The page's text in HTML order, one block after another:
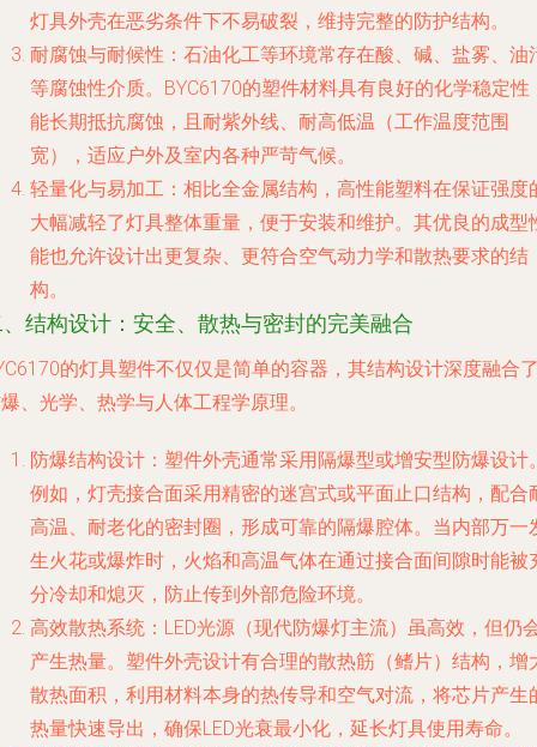
灯具外壳在恶劣条件下不易破裂，维持完整的防护结构。
耐腐蚀与耐候性 ：石油化工等环境常存在酸、碱、盐雾、油
等腐蚀性介质。BYC6170的塑件材料具有良好的化学稳定性
能长期抵抗腐蚀，且耐紫外线、耐高低温（工作温度范围
宽），适应户外及室内各种严苛气候。
轻量化与易加工 ：相比全金属结构，高性能塑料在保证强度
大幅减轻了灯具整体重量，便于安装和维护。其优良的成型
能也允许设计出更复杂、更符合空气动力学和散热要求的结
构。
结构设计：安全、散热与密封的完美融合
的灯具塑件不仅仅是简单的容器，其结构设计深度融合
、光学、热学与人体工程学原理。
防爆结构设计 ：塑件外壳通常采用隔爆型或增安型防爆设计
例如，灯壳接合面采用精密的迷宫式或平面止口结构，配合
高温、耐老化的密封圈，形成可靠的隔爆腔体。当内部万一
生火花或爆炸时，火焰和高温气体在通过接合面间隙时能被
分冷却和熄灭，防止传到外部危险环境。
高效散热系统 ：LED光源（现代防爆灯主流）虽高效，但仍
产生热量。塑件外壳设计有合理的散热筋（鳍片）结构，增
散热面积，利用材料本身的热传导和空气对流，将芯片产生
热量快速导出，确保LED光衰最小化，延长灯具使用寿命。